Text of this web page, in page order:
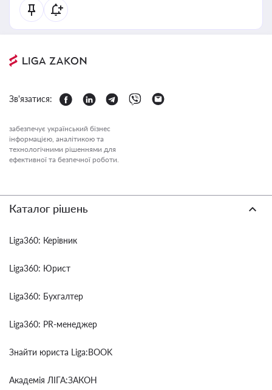
Зв'язатися:
забезпечує український бізнес
інформацією, аналітикою та
технологічними рішеннями для
ефективної та безпечної роботи.
Каталог рішень
Liga360: Керівник
Liga360: Юрист
Liga360: Бухгалтер
Liga360: PR-менеджер
Знайти юриста Liga:BOOK
Академія ЛІГА:ЗАКОН